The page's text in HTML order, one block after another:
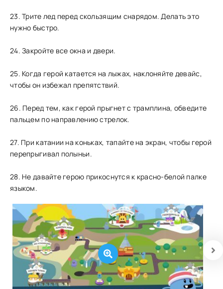
23. Трите лед перед скользящим снарядом. Делать это
нужно быстро.
24. Закройте все окна и двери.
25. Когда герой катается на лыжах, наклоняйте девайс,
чтобы он избежал препятствий.
26. Перед тем, как герой прыгнет с трамплина, обведите
пальцем по направлению стрелок.
27. При катании на коньках, тапайте на экран, чтобы герой
перепрыгивал полыньи.
28. Не давайте герою прикоснутся к красно-белой палке
языком.